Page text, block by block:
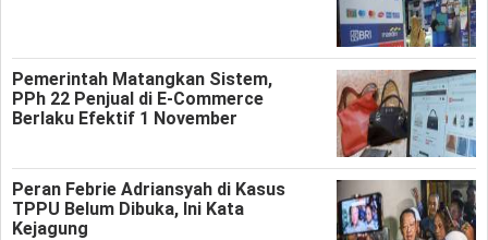
Pemerintah Matangkan Sistem,
PPh 22 Penjual di E-Commerce
Berlaku Efektif 1 November
Peran Febrie Adriansyah di Kasus
TPPU Belum Dibuka, Ini Kata
Kejagung